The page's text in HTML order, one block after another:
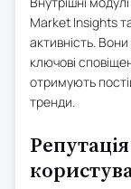
Market Insights
активність.
ключові
отримують
тренди.